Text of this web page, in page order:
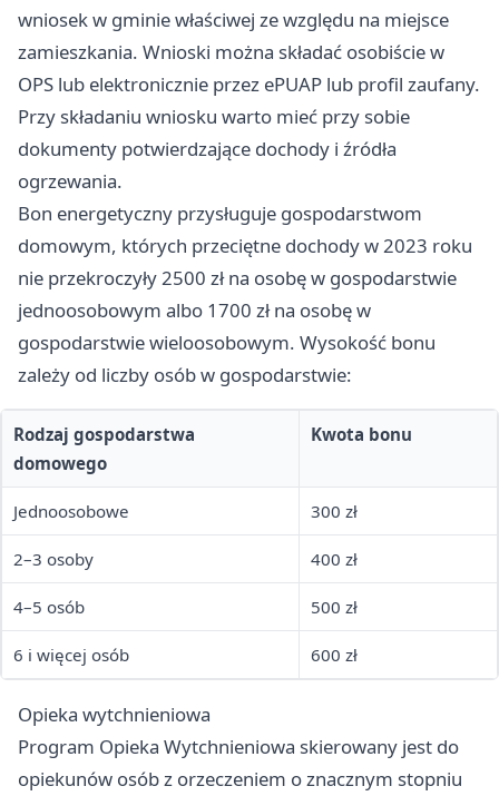
14:00–
15:30, wt:
8:00–10:00 i
14:00–16:00
wniosek w gminie właściwej ze względu na miejsce
zamieszkania. Wnioski można składać osobiście w
OPS lub elektronicznie przez ePUAP lub profil zaufany.
Przy składaniu wniosku warto mieć przy sobie
dokumenty potwierdzające dochody i źródła
ogrzewania.
Bon energetyczny przysługuje gospodarstwom
domowym, których przeciętne dochody w 2023 roku
nie przekroczyły 2500 zł na osobę w gospodarstwie
jednoosobowym albo 1700 zł na osobę w
gospodarstwie wieloosobowym. Wysokość bonu
zależy od liczby osób w gospodarstwie:
Rodzaj gospodarstwa
domowego
Kwota bonu
Jednoosobowe 300 zł
2–3 osoby 400 zł
4–5 osób 500 zł
6 i więcej osób 600 zł
Opieka wytchnieniowa
Program Opieka Wytchnieniowa skierowany jest do
opiekunów osób z orzeczeniem o znacznym stopniu